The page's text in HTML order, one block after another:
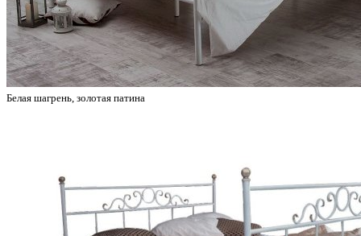
Белая шагрень, золотая патина